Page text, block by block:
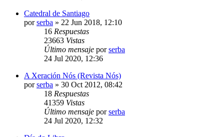
Catedral de Santiago
porserba » 22 Jun 2018, 12:10
16 Respuestas
23663 Vistas
Último mensaje porserba
24 Jul 2020, 12:36
A Xeración Nós (Revista Nós)
porserba » 30 Oct 2012, 08:42
18 Respuestas
41359 Vistas
Último mensaje porserba
24 Jul 2020, 12:32